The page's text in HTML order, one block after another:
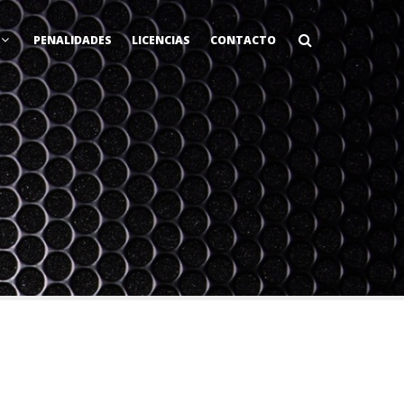
PENALIDADES LICENCIAS CONTACTO